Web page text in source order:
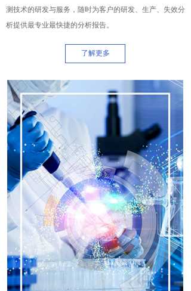
测技术的研发与服务，随时为客户的研发、生产、失效分
析提供最专业最快捷的分析报告。
了解更多